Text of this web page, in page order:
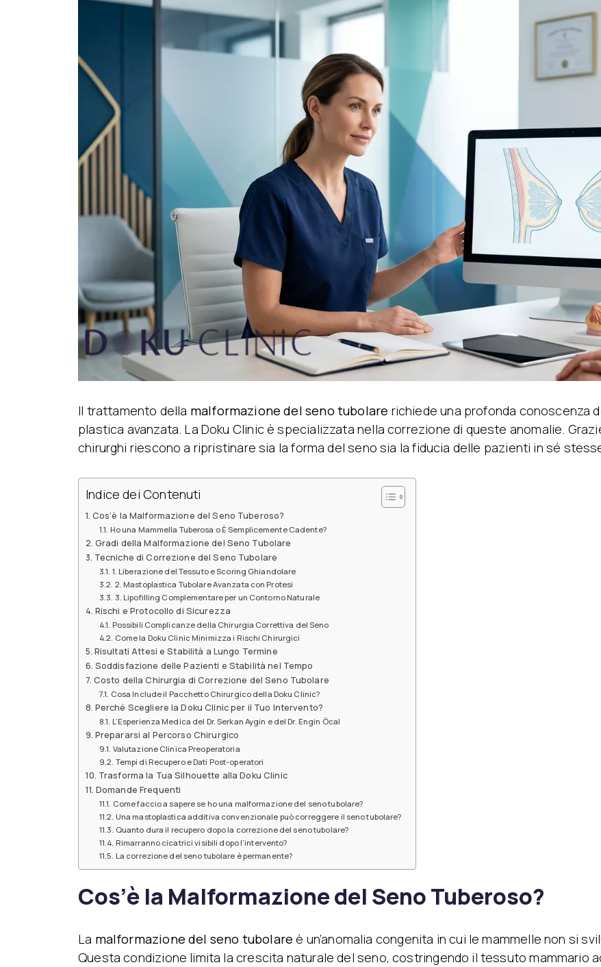
Sbiancamento dei Denti
Lifting Viso e Collo
Chirurgia Cosmetica
Delle Palpebre
Chirurgia cosmetica
delle orecchie
Bichectomia
Rinoplastica
Rinoplastica
Rinoplastica Etnica
Tipo Rinoplastica
Settorinoplastica
Rinoplastica di revisione
Ginecomastia
Lifting Facciale Non
Chirurgico
BBL Hero Full Body
Ultrasuoni ad Alta
Intensita’ Focalizzati
Scarlet X (Aghi Dorati)
Lifting Del Viso Con Fili
Di Trazione
Trattamento PRP
DNA del Salmone
Iniezioni Stimolanti Di
Collagene
Iniezione di Giovinezza
Trattamento
Imperfezioni
Trattamento Acne
Peeling Chimico
Alloblast
Cosmelan &
Dermamelan
Terapia Con Cellule
Staminali Autologhe
OxyGeneo Cura Medica
Della Pelle
Vitamine Per Le Mani
Trattamento Edema con
dreinaggio linfatico
Il trattamento della malformazione del seno tubolare richiede una profonda conoscenza
plastica avanzata. La Doku Clinic è specializzata nella correzione di queste anomalie.
chirurghi riescono a ripristinare sia la forma del seno sia la fiducia delle pazienti in sé
Indice dei Contenuti
Cos’è la Malformazione del Seno Tuberoso?
Ho una Mammella Tuberosa o È Semplicemente Cadente?
Gradi della Malformazione del Seno Tubolare
Tecniche di Correzione del Seno Tubolare
1. Liberazione del Tessuto e Scoring Ghiandolare
2. Mastoplastica Tubolare Avanzata con Protesi
3. Lipofilling Complementare per un Contorno Naturale
Rischi e Protocollo di Sicurezza
Possibili Complicanze della Chirurgia Correttiva del Seno
Come la Doku Clinic Minimizza i Rischi Chirurgici
Risultati Attesi e Stabilità a Lungo Termine
Soddisfazione delle Pazienti e Stabilità nel Tempo
Costo della Chirurgia di Correzione del Seno Tubolare
Cosa Include il Pacchetto Chirurgico della Doku Clinic?
Perché Scegliere la Doku Clinic per il Tuo Intervento?
L’Esperienza Medica del Dr. Serkan Aygin e del Dr. Engin Öcal
Prepararsi al Percorso Chirurgico
Valutazione Clinica Preoperatoria
Tempi di Recupero e Dati Post-operatori
Trasforma la Tua Silhouette alla Doku Clinic
Domande Frequenti
Come faccio a sapere se ho una malformazione del seno tubolare?
Una mastoplastica additiva convenzionale può correggere il seno tubolare?
Quanto dura il recupero dopo la correzione del seno tubolare?
Rimarranno cicatrici visibili dopo l’intervento?
La correzione del seno tubolare è permanente?
Cos’è la Malformazione del Seno Tuberoso?
La malformazione del seno tubolare è un’anomalia congenita in cui le mammelle non si
Questa condizione limita la crescita naturale del seno, costringendo il tessuto mammario